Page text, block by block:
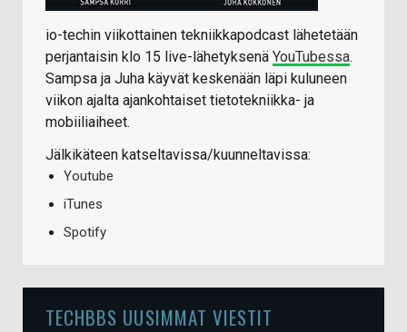
io-techin viikottainen tekniikkapodcast lähetetään
perjantaisin klo 15 live-lähetyksenä YouTubessa.
Sampsa ja Juha käyvät keskenään läpi kuluneen
viikon ajalta ajankohtaiset tietotekniikka- ja
mobiiliaiheet.
Jälkikäteen katseltavissa/kuunneltavissa:
Youtube
iTunes
Spotify
TECHBBS UUSIMMAT VIESTIT